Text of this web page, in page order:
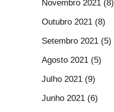
Novembro 2021 (8)
Outubro 2021 (8)
Setembro 2021 (5)
Agosto 2021 (5)
Julho 2021 (9)
Junho 2021 (6)